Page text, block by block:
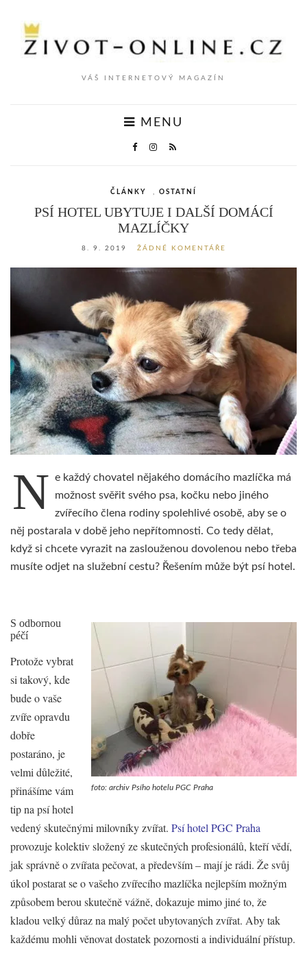
VÁŠ INTERNETOVÝ MAGAZÍN
MENU
ČLÁNKY OSTATNÍ
PSÍ HOTEL UBYTUJE I DALŠÍ DOMÁCÍ
MAZLÍČKY
8. 9. 2019 ŽÁDNÉ KOMENTÁŘE
N e každý chovatel nějakého domácího mazlíčka má
možnost svěřit svého psa, kočku nebo jiného
zvířecího člena rodiny spolehlivé osobě, aby se o
něj postarala v době jeho nepřítomnosti. Co tedy dělat,
když si chcete vyrazit na zaslouženou dovolenou nebo třeba
musíte odjet na služební cestu? Řešením může být psí hotel.
foto: archiv Psího hotelu PGC Praha
S odbornou
péčí
Protože vybrat
si takový, kde
bude o vaše
zvíře opravdu
dobře
postaráno, je
velmi důležité,
přinášíme vám
tip na psí hotel
vedený skutečnými milovníky zvířat. Psí hotel PGC Praha
provozuje kolektiv složený ze skutečných profesionálů, kteří vědí,
jak správně o zvířata pečovat, a především – mají je rádi. Že svůj
úkol postarat se o vašeho zvířecího mazlíčka nejlepším možným
způsobem berou skutečně vážně, dokazuje mimo jiné to, že
kladou velký důraz na malý počet ubytovaných zvířat. Aby tak
každému mohli věnovat dostatek pozornosti a individuální přístup.